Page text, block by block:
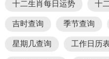
十二生肖每日运势 十
吉时查询 季节查询
星期几查询 工作日历